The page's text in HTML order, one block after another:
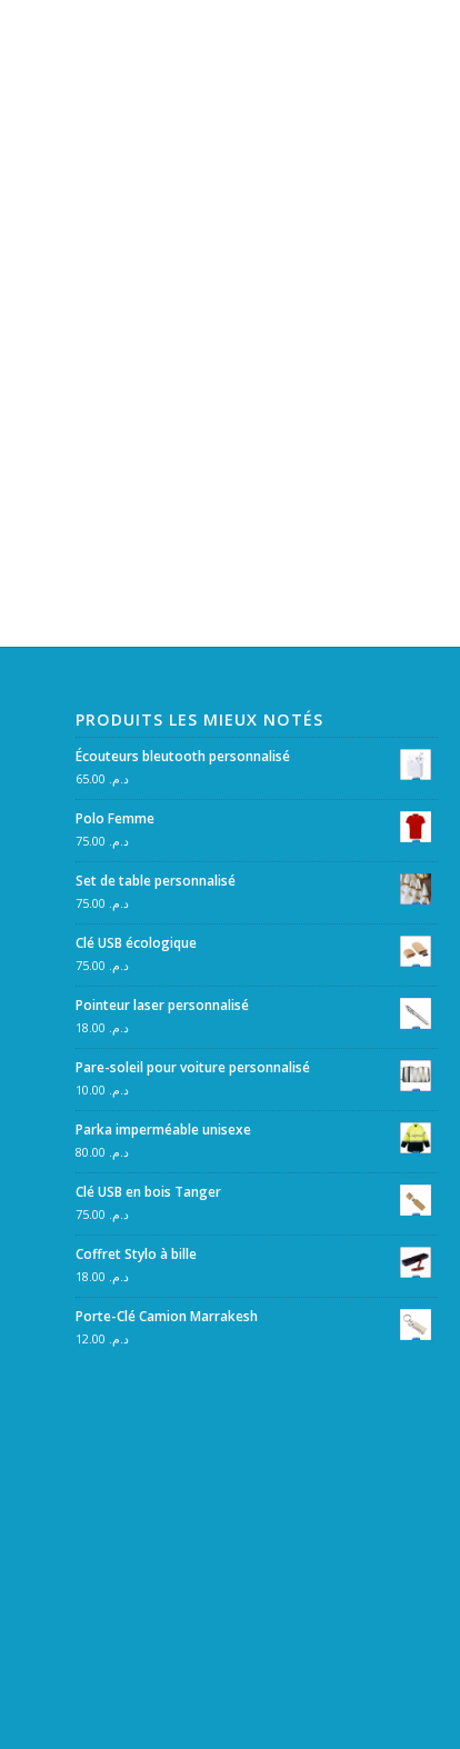
PRODUITS LES MIEUX NOTÉS
Écouteurs bleutooth personnalisé
د.م.
Polo Femme
د.م.
Set de table personnalisé
د.م.
Clé USB écologique
د.م.
Pointeur laser personnalisé
د.م.
Pare-soleil pour voiture personnalisé
د.م.
Parka imperméable unisexe
د.م.
Clé USB en bois Tanger
د.م.
Coffret Stylo à bille
د.م.
Porte-Clé Camion Marrakesh
د.م.